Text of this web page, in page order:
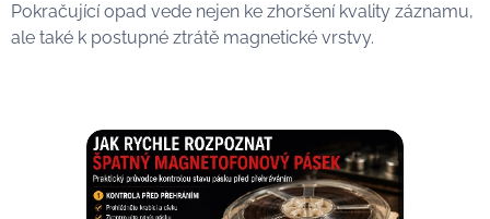
Pokračující opad vede nejen ke zhoršení kvality záznamu,
ale také k postupné ztrátě magnetické vrstvy.